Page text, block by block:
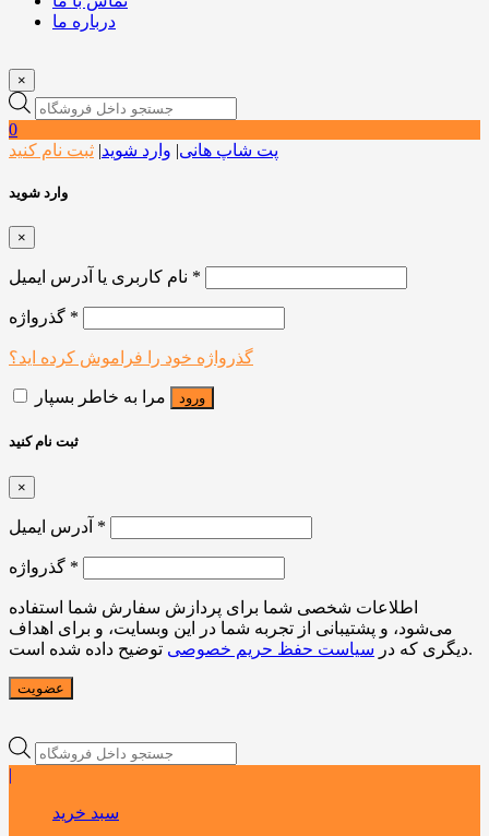
درباره ما
×
Products
search
0
پت شاپ هانی| وارد شوید| ثبت نام کنید
وارد شوید
×
*
*
گذرواژه خود را فراموش کرده اید؟
مرا به خاطر بسپار ورود
ثبت نام کنید
×
*
*
اطلاعات شخصی شما برای پردازش سفارش شما استفاده
می‌شود، و پشتیبانی از تجربه شما در این وبسایت، و برای اهداف
دیگری که در سیاست حفظ حریم خصوصی توضیح داده شده است.
عضویت
Products
search
|
سبد خرید